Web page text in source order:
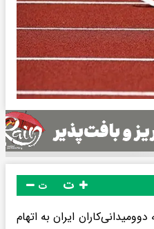
ت
سال ۱۴۰۴ بود که دوومیدانی‌کاران ایران به اتهام